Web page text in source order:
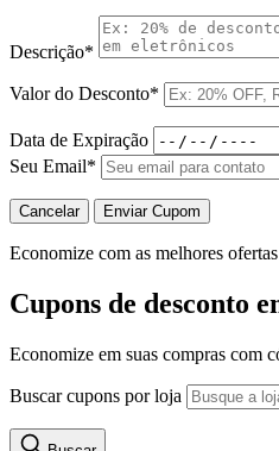
Descrição*
Valor do Desconto*
Data de Expiração
Seu Email*
Cancelar Enviar Cupom
Economize com as melhores ofertas
Cupons de desconto
Economize em suas compras com
Buscar cupons por loja